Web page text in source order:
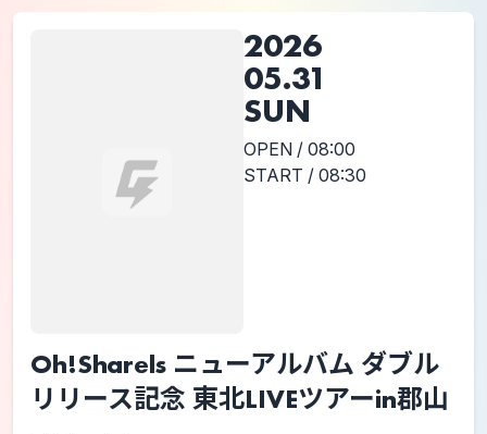
2026
05.31
SUN
OPEN / 08:00
START / 08:30
Oh!Sharels ニューアルバム ダブル
リリース記念 東北LIVEツアーin郡山